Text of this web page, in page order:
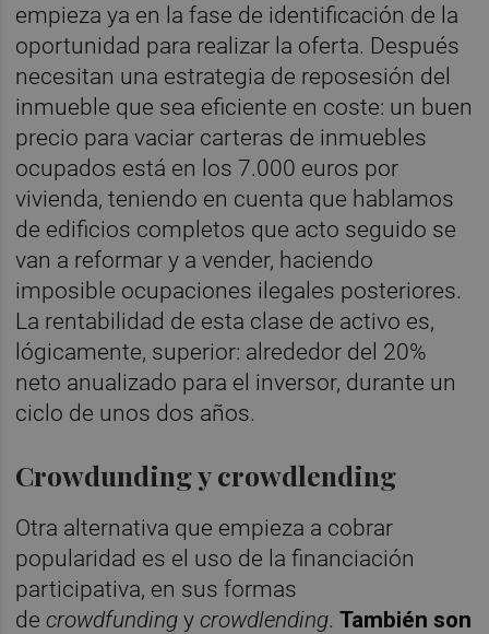
empieza ya en la fase de identificación de la
oportunidad para realizar la oferta. Después
necesitan una estrategia de reposesión del
inmueble que sea eficiente en coste: un buen
precio para vaciar carteras de inmuebles
ocupados está en los 7.000 euros por
vivienda, teniendo en cuenta que hablamos
de edificios completos que acto seguido se
van a reformar y a vender, haciendo
imposible ocupaciones ilegales posteriores.
La rentabilidad de esta clase de activo es,
lógicamente, superior: alrededor del 20%
neto anualizado para el inversor, durante un
ciclo de unos dos años.
Crowdunding y crowdlending
Otra alternativa que empieza a cobrar
popularidad es el uso de la financiación
participativa, en sus formas
de crowdfundingycrowdlending.También son